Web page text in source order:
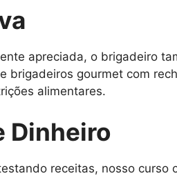
apreciada, o brigadeiro
brigadeiros gourmet com
alimentares.
Dinheiro
receitas, nosso